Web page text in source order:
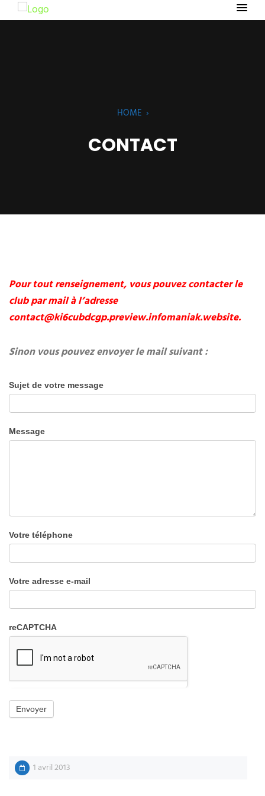
HOME ›
CONTACT
Pour tout renseignement, vous pouvez contacter le
club par mail à l’adresse
contact@ki6cubdcgp.preview.infomaniak.website.
Sinon vous pouvez envoyer le mail suivant :
Sujet de votre message
Message
Votre téléphone
Votre adresse e-mail
reCAPTCHA
1 avril 2013